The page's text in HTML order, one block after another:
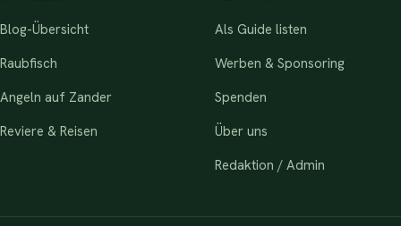
Blog-Übersicht
Raubfisch
Angeln auf Zander
Reviere & Reisen
Als Guide listen
Werben & Sponsoring
Spenden
Über uns
Redaktion / Admin